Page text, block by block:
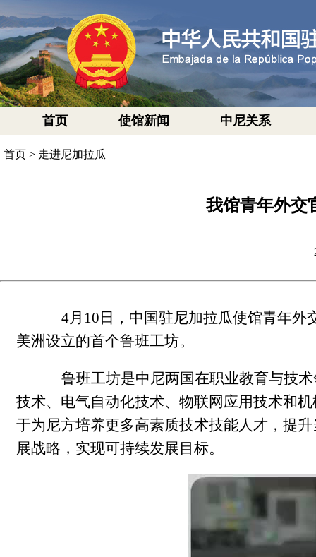
首页 使馆新闻 中尼关系
首页 > 走进尼加拉瓜
我馆青年外交
4月 10 日，中国驻尼加拉瓜使馆青年外
美洲设立的首个鲁班工坊。
鲁班工坊是中尼两国在职业教育与技
技术、电气自动化技术、物联网应用技术和
于为尼方培养更多高素质技术技能人才，提
展战略，实现可持续发展目标。